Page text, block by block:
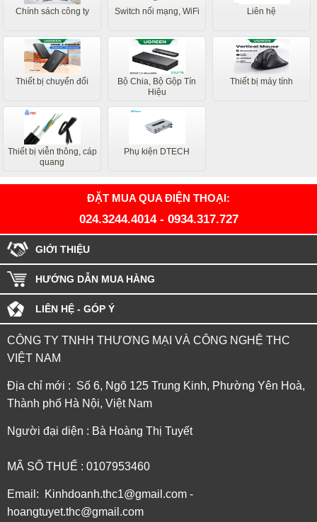
Chính sách công ty Switch nối mạng, WiFi Liên hệ
Thiết bị chuyển đổi
Bộ Chia, Bộ Gộp Tín
Hiệu
Thiết bị máy tính
Thiết bị viễn thông, cáp
quang
Phụ kiện DTECH
ĐẶT MUA QUA ĐIỆN THOẠI:
024.3244.4014- 0934.317.727
GIỚI THIỆU
HƯỚNG DẪN MUA HÀNG
LIÊN HỆ - GÓP Ý
CÔNG TY TNHH THƯƠNG MẠI VÀ CÔNG NGHỆ THC
VIỆT NAM
Địa chỉ mới : Số 6, Ngõ 125 Trung Kinh, Phường Yên Hoà,
Thành phố Hà Nội, Việt Nam
Người đại diện : Bà Hoàng Thị Tuyết
MÃ SỐ THUẾ : 0107953460
Email: Kinhdoanh.thc1@gmail.com -
hoangtuyet.thc@gmail.com